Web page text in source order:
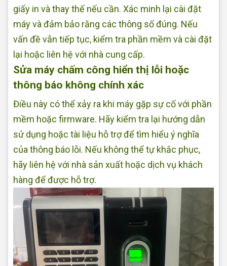
giấy in và thay thế nếu cần. Xác minh lại cài đặt
máy và đảm bảo rằng các thông số đúng. Nếu
vấn đề vẫn tiếp tục, kiểm tra phần mềm và cài đặt
lại hoặc liên hệ với nhà cung cấp.
Sửa máy chấm công hiển thị lỗi hoặc
thông báo không chính xác
Điều này có thể xảy ra khi máy gặp sự cố với phần
mềm hoặc firmware. Hãy kiểm tra lại hướng dẫn
sử dụng hoặc tài liệu hỗ trợ để tìm hiểu ý nghĩa
của thông báo lỗi. Nếu không thể tự khắc phục,
hãy liên hệ với nhà sản xuất hoặc dịch vụ khách
hàng để được hỗ trợ.